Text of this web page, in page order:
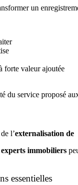
un
forte valeur ajoutée
du service proposé
l’externalisation
immobiliers
essentielles